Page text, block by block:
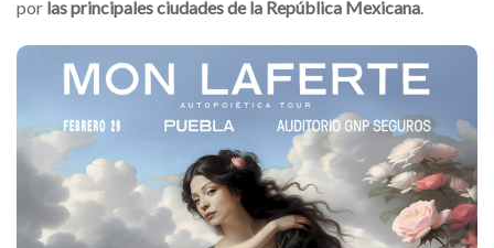
por las principales ciudades de la República Mexicana.